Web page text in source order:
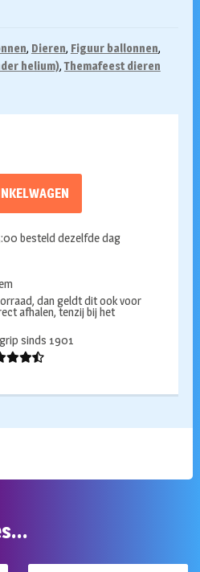
, Dieren, Figuur ballonnen,
helium),Themafeest dieren
besteld dezelfde dag
dan geldt dit ook voor
afhalen, tenzij bij het
sinds 1901